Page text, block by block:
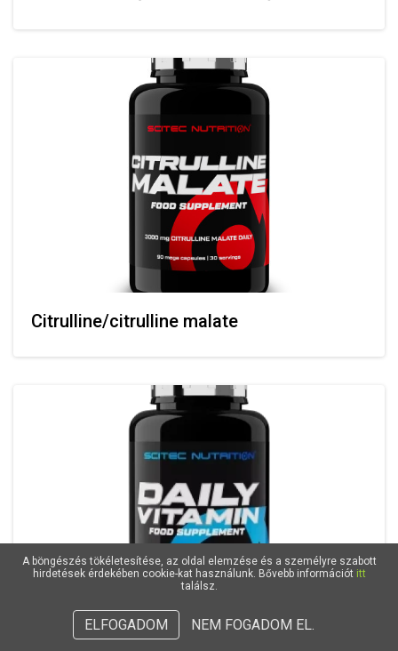
Citrulline/citrulline malate
A böngészés tökéletesítése, az oldal elemzése és a személyre szabott
hirdetések érdekében cookie-kat használunk. Bővebb információt itt
találsz.
ELFOGADOM NEM FOGADOM EL.